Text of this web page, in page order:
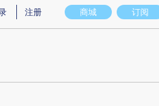
存在偏差。不代表财新观点和立场。推荐点
商城 订阅
注册